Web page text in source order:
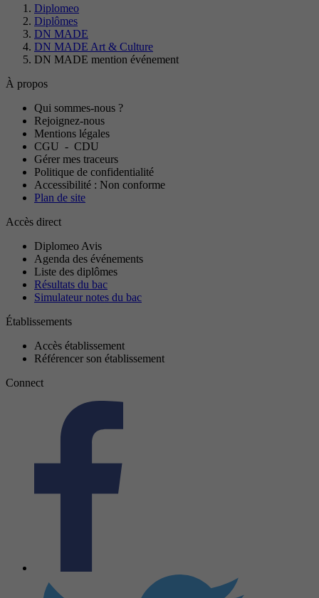
Diplomeo
Diplômes
DN MADE
DN MADE Art & Culture
DN MADE mention événement
À propos
Qui sommes-nous ?
Rejoignez-nous
Mentions légales
CGU - CDU
Gérer mes traceurs
Politique de confidentialité
Accessibilité : Non conforme
Plan de site
Accès direct
Diplomeo Avis
Agenda des événements
Liste des diplômes
Résultats du bac
Simulateur notes du bac
Établissements
Accès établissement
Référencer son établissement
Connect